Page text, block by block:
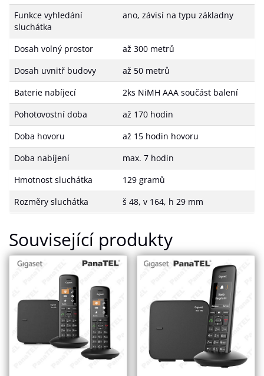
Funkce vyhledání
sluchátka
ano, závisí na typu základny
Dosah volný prostor
až 300 metrů
Dosah uvnitř budovy
až 50 metrů
Baterie nabíjecí
2ks NiMH AAA součást balení
Pohotovostní doba
až 170 hodin
Doba hovoru
až 15 hodin hovoru
Doba nabíjení
max. 7 hodin
Hmotnost sluchátka
129 gramů
Rozměry sluchátka
š 48, v 164, h 29 mm
Související produkty